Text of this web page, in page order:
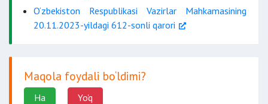
O‘zbekiston Respublikasi Vazirlar Mahkamasining
20.11.2023-yildagi 612-sonli qarori
Maqola foydali bo‘ldimi?
Ha Yo'q